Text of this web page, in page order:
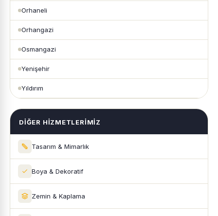
Orhaneli
Orhangazi
Osmangazi
Yenişehir
Yıldırım
DIĞER HIZMETLERIMIZ
Tasarım & Mimarlık
Boya & Dekoratif
Zemin & Kaplama